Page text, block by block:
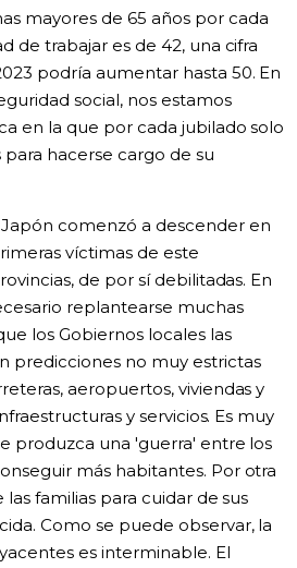
mayores de 65 años por cada
de trabajar es de 42, una cifra
podría aumentar hasta 50. En
social, nos estamos
en la que por cada jubilado solo
hacerse cargo de su
comenzó a descender en
víctimas de este
de por sí debilitadas. En
replantearse muchas
los Gobiernos locales las
predicciones no muy estrictas
aeropuertos, viviendas y
y servicios. Es muy
produzca una 'guerra' entre los
más habitantes. Por otra
familias para cuidar de sus
Como se puede observar, la
es interminable. El